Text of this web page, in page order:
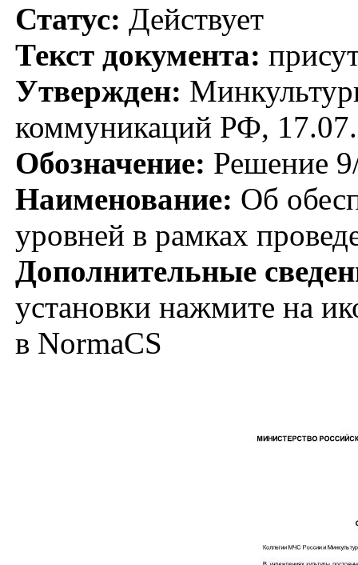
Статус: Действует
Текст документа:
Утвержден:
коммуникаций РФ,
Обозначение: Решение
Наименование: Об
уровней в рамках
Дополнительные
установки нажмите на
в NormaCS